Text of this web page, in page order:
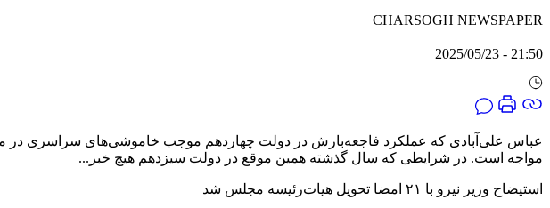
CHARSOGH NEWSPAPER
21:50 - 2025/05/23
عباس علی‌آبادی که عملکرد فاجعه‌بارش در دولت چهاردهم موجب خاموشی‌های سراسری در
مواجه است. در شرایطی که سال گذشته همین موقع در دولت سیزدهم هیچ خبر...
استیضاح وزیر نیرو با ۲۱ امضا تحویل هیات‌رئیسه مجلس شد